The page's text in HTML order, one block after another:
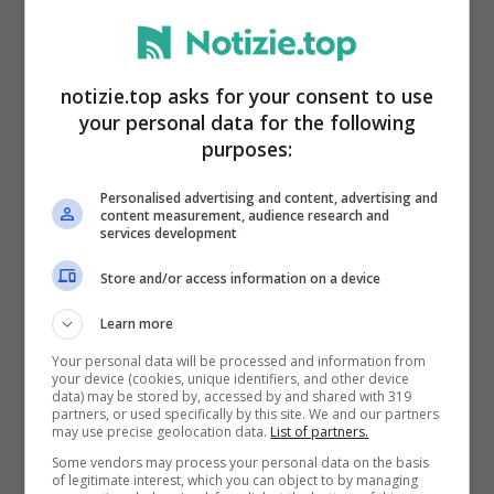
Adriano Panatta arrivato a numero 4 al mondo –
I migliori italiani di sempre
In questi ultimi anni i tennisti italiani
hanno raggiunto importanti traguardi,
segno di una crescita costante di squadra:
notizie.top asks for your consent to use
your personal data for the following
purposes:
Personalised advertising and content, advertising and
content measurement, audience research and
services development
Store and/or access information on a device
Learn more
Your personal data will be processed and information from
your device (cookies, unique identifiers, and other device
data) may be stored by, accessed by and shared with 319
partners, or used specifically by this site. We and our partners
may use precise geolocation data. List of partners.
Some vendors may process your personal data on the basis
of legitimate interest, which you can object to by managing